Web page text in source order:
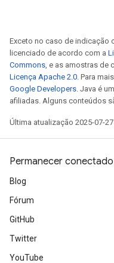
Exceto no caso de indicação
licenciado de acordo com a
Commons, e as amostras de
Licença Apache 2.0. Para
Google Developers. Java é
afiliadas. Alguns conteúdos
Última atualização 2025-07-27
Permanecer conectado
Blog
Fórum
GitHub
Twitter
YouTube